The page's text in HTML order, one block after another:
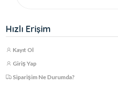
Hızlı Erişim
Kayıt Ol
Giriş Yap
Siparişim Ne Durumda?